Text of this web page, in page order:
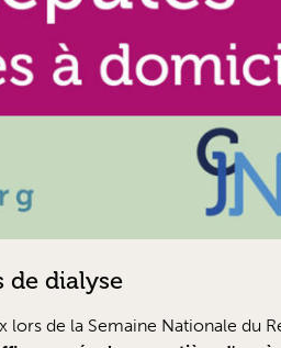
de dialyse
de la Semaine Nationale du